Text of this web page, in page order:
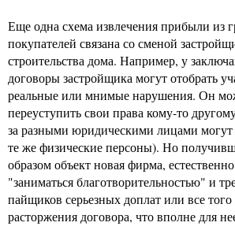
Еще одна схема извлечения прибыли из
покупателей связана со сменой
строительства дома. Например, у
договоры застройщика могут отобрать
реальные или мнимые нарушения. Он
переуступить свои права кому-то
за разными юридическими лицами могут
те же физические персоны). Но
образом объект новая фирма,
"заниматься благотворительностью" и
пайщиков серьезных доплат или все
расторжения договора, что вполне для